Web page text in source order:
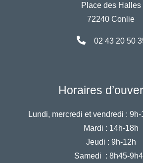
Place des Halles
72240 Conlie
02 43 20 50
Horaires
Lundi, mercredi et vendredi : 9h-
Mardi : 14h-18h
Jeudi : 9h-12h
Samedi : 8h45-